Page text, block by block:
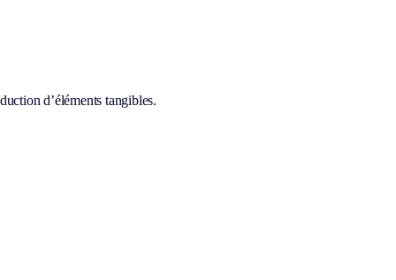
d’éléments tangibles.